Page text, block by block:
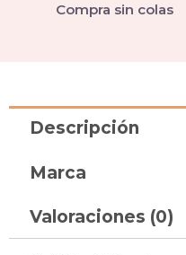
Compra sin colas
Descripción
Marca
Valoraciones (0)